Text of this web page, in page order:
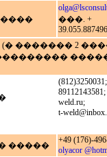
���. +
������� 2
���������
(812)3250031;
89112143581;
weld.ru;
t-
�����
+49 (176)-
olyacor